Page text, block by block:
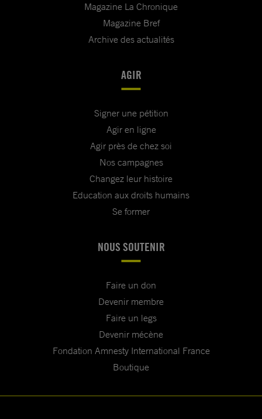
Magazine La Chronique
Magazine Bref
Archive des actualités
AGIR
Signer une pétition
Agir en ligne
Agir près de chez soi
Nos campagnes
Changez leur histoire
Education aux droits humains
Se former
NOUS SOUTENIR
Faire un don
Devenir membre
Faire un legs
Devenir mécène
Fondation Amnesty International France
Boutique